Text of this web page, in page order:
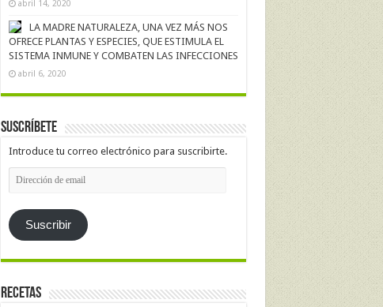
abril 14, 2020
LA MADRE NATURALEZA, UNA VEZ MÁS NOS
OFRECE PLANTAS Y ESPECIES, QUE ESTIMULA EL
SISTEMA INMUNE Y COMBATEN LAS INFECCIONES
abril 6, 2020
Suscríbete
Introduce tu correo electrónico para suscribirte.
Dirección
de
Suscribir
Recetas